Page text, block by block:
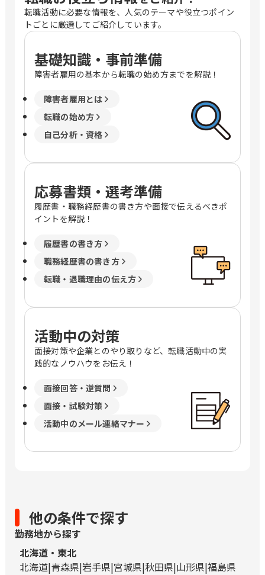
転職活動に必要な情報を、人気のテーマや役立つポイン
トごとに厳選してご紹介しています。
基礎知識・事前準備
障害者雇用の基本から転職の始め方までを解説！
障害者雇用とは
転職の始め方
自己分析・資格
応募書類・選考準備
履歴書・職務経歴書の書き方や面接で伝えるべきポ
イントを解説！
履歴書の書き方
職務経歴書の書き方
転職・退職理由の伝え方
活動中の対策
面接対策や企業とのやり取りなど、転職活動中の実
践的なノウハウをお伝え！
面接回答・逆質問
面接・試験対策
活動中のメール連絡マナー
他の条件で探す
勤務地から探す
北海道・東北
北海道 青森県 岩手県 宮城県 秋田県 山形県 福島県